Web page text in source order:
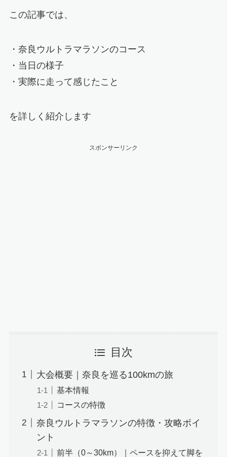
この記事では、
・奈良ウルトラマラソンのコース
・当日の様子
・実際に走って感じたこと
を詳しく紹介します
スポンサーリンク
目次
大会概要｜奈良を巡る100kmの旅
基本情報
コースの特徴
奈良ウルトラマラソンの特徴・攻略ポイ
ント
前半（0～30km）｜ペースを抑えて脚を